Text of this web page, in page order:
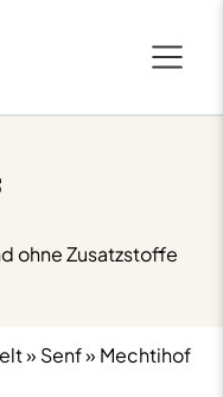
ohne Zusatzstoffe
» Senf» Mechtihof